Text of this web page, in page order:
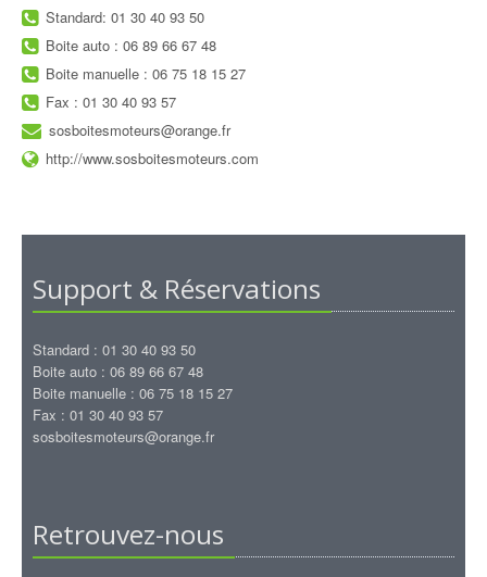
Standard: 01 30 40 93 50
Boite auto : 06 89 66 67 48
Boite manuelle : 06 75 18 15 27
Fax : 01 30 40 93 57
sosboitesmoteurs@orange.fr
http://www.sosboitesmoteurs.com
Support & Réservations
Standard : 01 30 40 93 50
Boite auto : 06 89 66 67 48
Boite manuelle : 06 75 18 15 27
Fax : 01 30 40 93 57
sosboitesmoteurs@orange.fr
Retrouvez-nous